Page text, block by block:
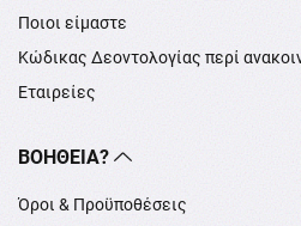
Ποιοι είμαστε
Κώδικας Δεοντολογίας περί
Εταιρείες
ΒΟΉΘΕΙΑ?
Όροι & Προϋποθέσεις